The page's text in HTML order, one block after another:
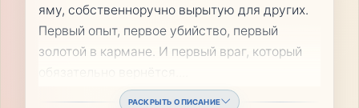
яму, собственноручно вырытую для других.
Первый опыт, первое убийство, первый
золотой в кармане. И первый враг, который
РАСКРЫТЬ ОПИСАНИЕ